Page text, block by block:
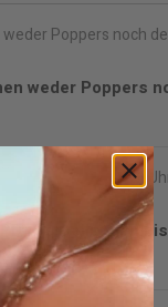
weder Poppers
Bestellungen
geliefert.